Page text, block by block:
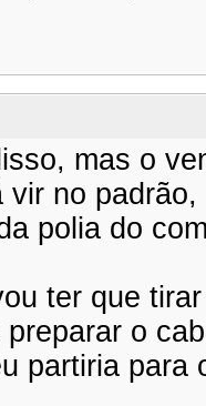
mas o
vir no
polia do
ter que
o
partiria para